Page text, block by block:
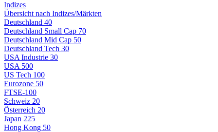
Indizes
Übersicht nach Indizes/Märkten
Deutschland 40
Deutschland Small Cap 70
Deutschland Mid Cap 50
Deutschland Tech 30
USA Industrie 30
USA 500
US Tech 100
Eurozone 50
FTSE-100
Schweiz 20
Österreich 20
Japan 225
Hong Kong 50